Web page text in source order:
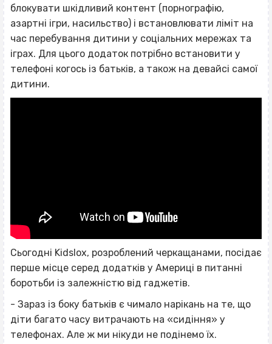
блокувати шкідливий контент (порнографію,
азартні ігри, насильство) і встановлювати ліміт на
час перебування дитини у соціальних мережах та
іграх. Для цього додаток потрібно встановити у
телефоні когось із батьків, а також на девайсі самої
дитини.
Сьогодні Kidslox, розроблений черкащанами, посідає
перше місце серед додатків у Америці в питанні
боротьби із залежністю від гаджетів.
- Зараз із боку батьків є чимало нарікань на те, що
діти багато часу витрачають на «сидіння» у
телефонах. Але ж ми нікуди не подінемо їх.